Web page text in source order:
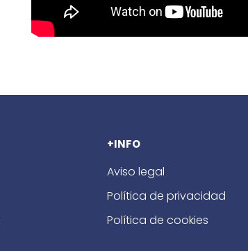
+INFO
Aviso legal
Política de privacidad
Política de cookies